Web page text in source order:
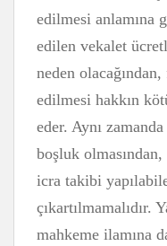
edilmesi anlamına
edilen vekalet
neden
edilmesi hakkın
eder. Aynı
boşluk
icra takibi
çıkartılmamalıdır.
mahkeme ilamına